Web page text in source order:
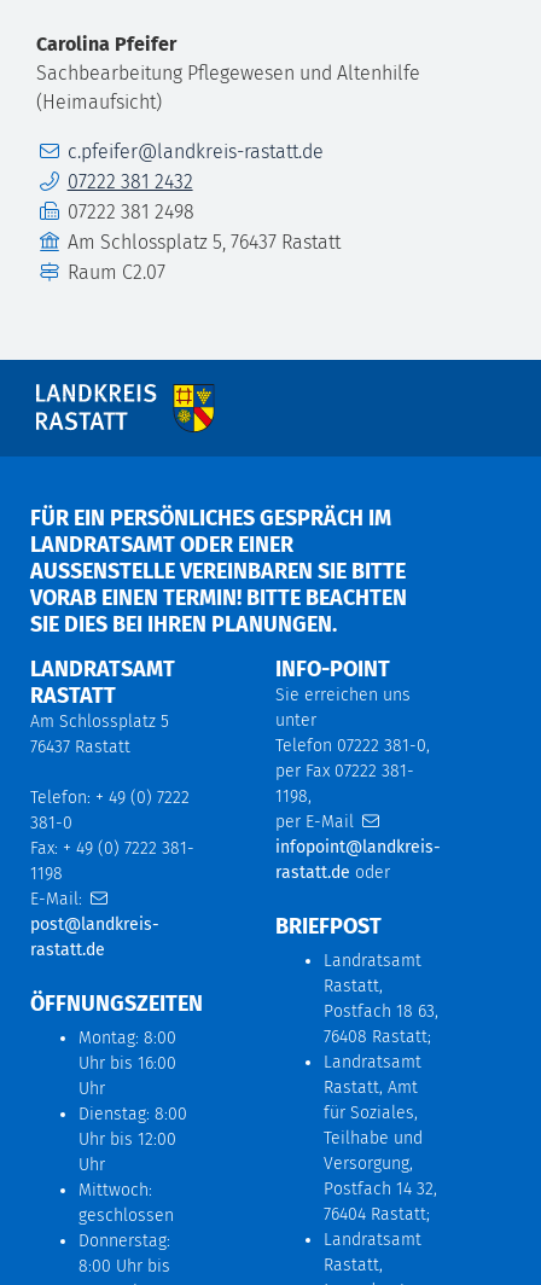
Carolina Pfeifer
Sachbearbeitung Pflegewesen und Altenhilfe
(Heimaufsicht)
E-Mailc.pfeifer@landkreis-rastatt.de
Telefon07222 381 2432
Fax 07222 381 2498
Gebäude
Am Schlossplatz 5, 76437 Rastatt
Raum C2.07
FÜR EIN PERSÖNLICHES GESPRÄCH IM
LANDRATSAMT ODER EINER
AUSSENSTELLE VEREINBAREN SIE BITTE V
ORAB EINEN TERMIN! BITTE BEACHTEN S
IE DIES BEI IHREN PLANUNGEN.
LANDRATSAMT
RASTATT
Am Schlossplatz 5
76437 Rastatt
Telefon: + 49 (0) 7222
381-0
Fax: + 49 (0) 7222 381-
1198
E-Mail:
post@landkreis-
rastatt.de
ÖFFNUNGSZEITEN
Montag: 8:00
Uhr bis 16:00
Uhr
Dienstag: 8:00
Uhr bis 12:00
Uhr
Mittwoch:
geschlossen
Donnerstag:
8:00 Uhr bis
INFO-POINT
Sie erreichen uns
unter
Telefon 07222 381-0,
per Fax 07222 381-
1198,
per E-Mail
infopoint@landkreis-
rastatt.de oder
BRIEFPOST
Landratsamt
Rastatt,
Postfach 18 63,
76408 Rastatt;
Landratsamt
Rastatt, Amt
für Soziales,
Teilhabe und
Versorgung,
Postfach 14 32,
76404 Rastatt;
Landratsamt
Rastatt,